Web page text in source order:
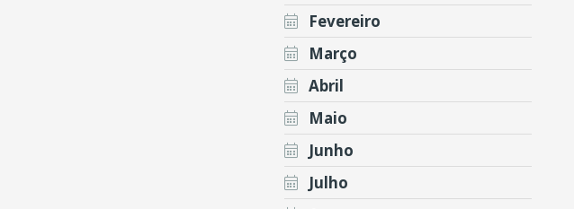
Fevereiro
Março
Abril
Maio
Junho
Julho